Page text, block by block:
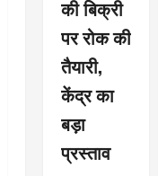
की बिक्री
पर रोक की
तैयारी,
केंद्र का
बड़ा
प्रस्ताव